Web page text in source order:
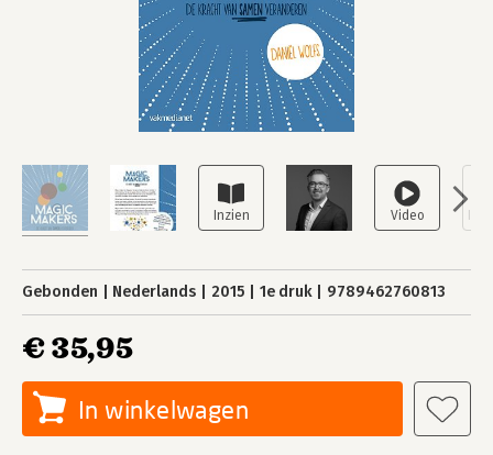
Gebonden Nederlands 2015 1e druk 9789462760813
€ 35,95
In winkelwagen